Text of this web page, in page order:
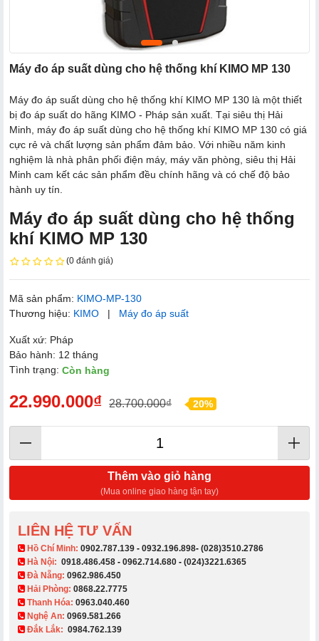
Máy đo áp suất dùng cho hệ thống khí KIMO MP 130
Máy đo áp suất dùng cho hệ thống khí KIMO MP 130 là một thiết
bị đo áp suất do hãng KIMO - Pháp sản xuất. Tại siêu thị Hải
Minh, máy đo áp suất dùng cho hệ thống khí KIMO MP 130 có giá
cực rẻ và chất lượng sản phẩm đảm bảo. Với nhiều năm kinh
nghiệm là nhà phân phối điện máy, máy văn phòng, siêu thị Hải
Minh cam kết các sản phẩm đều chính hãng và có chế độ bảo
hành uy tín.
Máy đo áp suất dùng cho hệ thống
khí KIMO MP 130
(0 đánh giá)
Mã sản phẩm: KIMO-MP-130
Thương hiệu: KIMO | Máy đo áp suất
Xuất xứ: Pháp
Bảo hành: 12 tháng
Tình trạng: Còn hàng
22.990.000₫ 28.700.000₫ 20%
Thêm vào giỏ hàng
(Mua online giao hàng tận tay)
LIÊN HỆ TƯ VẤN
​ Hồ Chí Minh: 0902.787.139 - 0932.196.898- (028)3510.2786
Hà Nội: 0918.486.458 - 0962.714.680 - (024)3221.6365
Đà Nẵng: 0962.986.450
Hải Phòng: 0868.22.7775
Thanh Hóa: 0963.040.460
Nghệ An: 0969.581.266
Đắk Lắk: 0984.762.139